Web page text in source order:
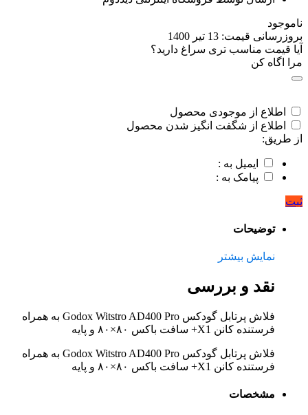
ناموجود
بروزرسانی قیمت: 13 تیر 1400
آیا قیمت مناسب تری سراغ دارید؟
مرا اگاه کن
اطلاع از موجودی محصول
اطلاع از شگفت انگیز شدن محصول
از طریق:
ایمیل به :
پیامک به :
ثبت
توضیحات
نمایش بیشتر
نقد و بررسی
فلاش پرتابل گودکس Godox Witstro AD400 Pro به همراه
فرستنده کانن X1+ سافت باکس ۸۰×۸۰ و پایه
فلاش پرتابل گودکس Godox Witstro AD400 Pro به همراه
فرستنده کانن X1+ سافت باکس ۸۰×۸۰ و پایه
مشخصات